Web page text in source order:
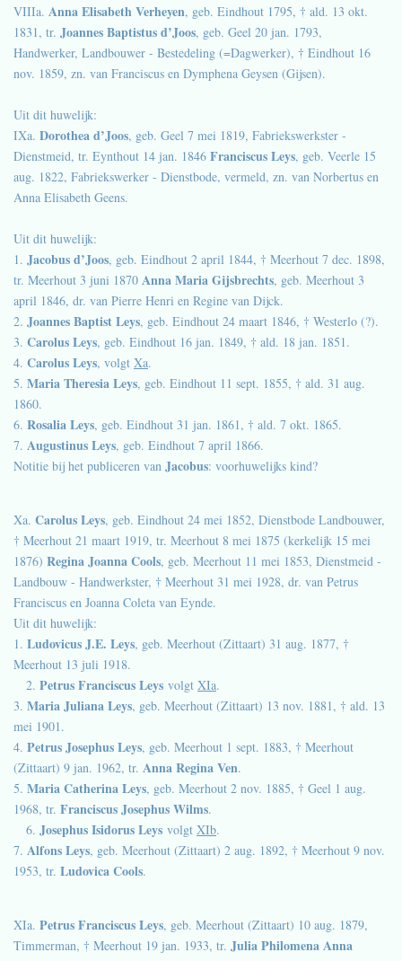
VIIIa. Anna Elisabeth Verheyen, geb. Eindhout 1795, † ald. 13 okt.
1831, tr. Joannes Baptistus d’Joos, geb. Geel 20 jan. 1793,
Handwerker, Landbouwer - Bestedeling (=Dagwerker), † Eindhout 16
nov. 1859, zn. van Franciscus en Dymphena Geysen (Gijsen).
Uit dit huwelijk:
IXa. Dorothea d’Joos, geb. Geel 7 mei 1819, Fabriekswerkster -
Dienstmeid, tr. Eynthout 14 jan. 1846 Franciscus Leys, geb. Veerle 15
aug. 1822, Fabriekswerker - Dienstbode, vermeld, zn. van Norbertus en
Anna Elisabeth Geens.
Uit dit huwelijk:
1. Jacobus d’Joos, geb. Eindhout 2 april 1844, † Meerhout 7 dec. 1898,
tr. Meerhout 3 juni 1870 Anna Maria Gijsbrechts, geb. Meerhout 3
april 1846, dr. van Pierre Henri en Regine van Dijck.
2. Joannes Baptist Leys, geb. Eindhout 24 maart 1846, † Westerlo (?).
3. Carolus Leys, geb. Eindhout 16 jan. 1849, † ald. 18 jan. 1851.
4. Carolus Leys, volgt Xa.
5. Maria Theresia Leys, geb. Eindhout 11 sept. 1855, † ald. 31 aug.
1860.
6. Rosalia Leys, geb. Eindhout 31 jan. 1861, † ald. 7 okt. 1865.
7. Augustinus Leys, geb. Eindhout 7 april 1866.
Notitie bij het publiceren van Jacobus: voorhuwelijks kind?
Xa. Carolus Leys, geb. Eindhout 24 mei 1852, Dienstbode Landbouwer,
† Meerhout 21 maart 1919, tr. Meerhout 8 mei 1875 (kerkelijk 15 mei
1876) Regina Joanna Cools, geb. Meerhout 11 mei 1853, Dienstmeid -
Landbouw - Handwerkster, † Meerhout 31 mei 1928, dr. van Petrus
Franciscus en Joanna Coleta van Eynde.
Uit dit huwelijk:
1. Ludovicus J.E. Leys, geb. Meerhout (Zittaart) 31 aug. 1877, †
Meerhout 13 juli 1918.
2. Petrus Franciscus Leys volgt XIa.
3. Maria Juliana Leys, geb. Meerhout (Zittaart) 13 nov. 1881, † ald. 13
mei 1901.
4. Petrus Josephus Leys, geb. Meerhout 1 sept. 1883, † Meerhout
(Zittaart) 9 jan. 1962, tr. Anna Regina Ven.
5. Maria Catherina Leys, geb. Meerhout 2 nov. 1885, † Geel 1 aug.
1968, tr. Franciscus Josephus Wilms.
6. Josephus Isidorus Leys volgt XIb.
7. Alfons Leys, geb. Meerhout (Zittaart) 2 aug. 1892, † Meerhout 9 nov.
1953, tr. Ludovica Cools.
XIa. Petrus Franciscus Leys, geb. Meerhout (Zittaart) 10 aug. 1879,
Timmerman, † Meerhout 19 jan. 1933, tr. Julia Philomena Anna